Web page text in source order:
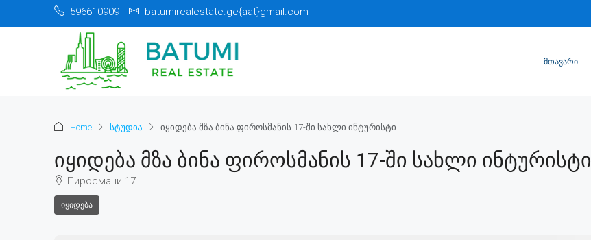
596610909 batumirealestate.ge{aat}gmail.com
ᲛᲗᲐᲕᲐᲠᲘ
Home სტუდია იყიდება მზა ბინა ფიროსმანის 17-ში სახლი ინტურისტი
Იყიდება Მზა Ბინა Ფიროსმანის 17-Ში Სახლი Ინტურისტი
Пиросмани 17
ᲘᲧᲘᲓᲔᲑᲐ